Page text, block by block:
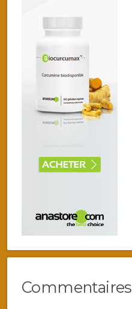
Commentaires